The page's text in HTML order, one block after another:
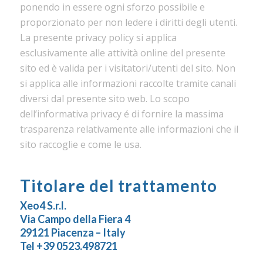
ponendo in essere ogni sforzo possibile e
proporzionato per non ledere i diritti degli utenti.
La presente privacy policy si applica
esclusivamente alle attività online del presente
sito ed è valida per i visitatori/utenti del sito. Non
si applica alle informazioni raccolte tramite canali
diversi dal presente sito web. Lo scopo
dell’informativa privacy é di fornire la massima
trasparenza relativamente alle informazioni che il
sito raccoglie e come le usa.
Titolare del trattamento
Xeo4 S.r.l.
Via Campo della Fiera 4
29121 Piacenza – Italy
Tel +39 0523.498721